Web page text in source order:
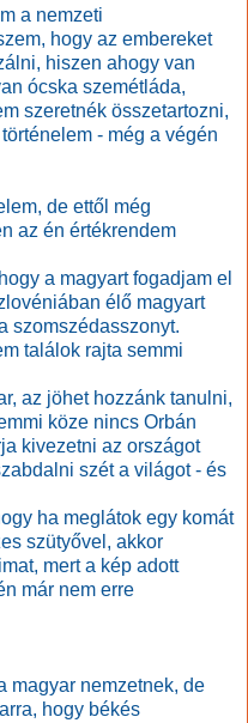
a nemzeti
hogy az embereket
hiszen ahogy van
ócska szemétláda,
szeretnék összetartozni,
- még a végén
de ettől még
az én értékrendem
a magyart fogadjam el
élő magyart
szomszédasszonyt.
találok rajta semmi
az jöhet hozzánk tanulni,
köze nincs Orbán
kivezetni az országot
szét a világot - és
ha meglátok egy komát
szütyővel, akkor
mert a kép adott
már nem erre
magyar nemzetnek, de
hogy békés